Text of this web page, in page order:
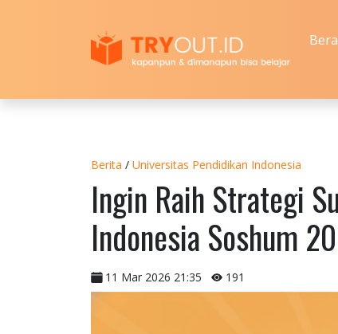
Berita / Universitas Pendidikan Indonesia
Ingin Raih Strategi
Indonesia Soshum
11 Mar 2026 21:35 191